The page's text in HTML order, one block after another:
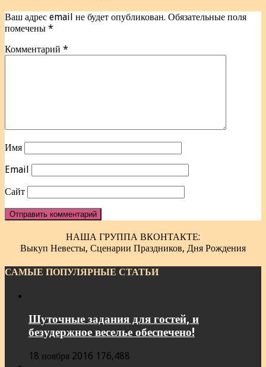
Ваш адрес email не будет опубликован. Обязательные поля
помечены *
Комментарий *
Имя
Email
Сайт
НАША ГРУППА ВКОНТАКТЕ:
Выкуп Невесты, Сценарии Праздников, Дня Рождения
САМЫЕ ПОПУЛЯРНЫЕ СТАТЬИ
Шуточные задания для гостей, и
безудержное веселье обеспечено!
18 ноября 2016 176,488